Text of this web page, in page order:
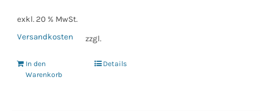
exkl. 20 % MwSt.
zzgl.
Versandkosten
In den
Warenkorb
Details